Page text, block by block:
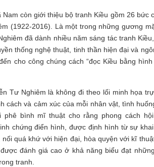
Nam còn giới thiệu bộ tranh Kiều gồm 26 bức
(1922-2016). Là một trong những gương
đã dành nhiều năm sáng tác tranh
thống nghệ thuật, tinh thần hiện đại và
cho công chúng cách “đọc Kiều bằng hình
Tư Nghiêm là không đi theo lối minh họa
cách và cảm xúc của mỗi nhân vật, tình
phê bình mĩ thuật cho rằng phong cách
chứng điển hình, được định hình từ sự
quá khứ với hiện đại, hòa quyện với kĩ
đánh giá cao ở khả năng biểu đạt
tranh.